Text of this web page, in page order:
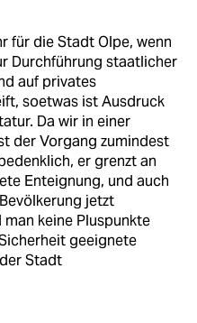
für die Stadt Olpe, wenn
Durchführung staatlicher
auf privates
soetwas ist Ausdruck
Da wir in einer
der Vorgang zumindest
er grenzt an
Enteignung, und auch
jetzt
keine Pluspunkte
geeignete
Stadt